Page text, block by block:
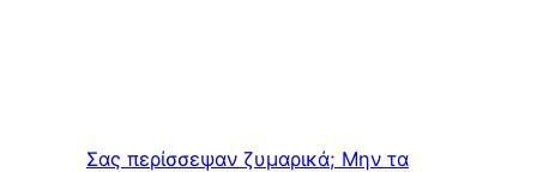
Σας περίσσεψαν ζυμαρικά; Μην τα